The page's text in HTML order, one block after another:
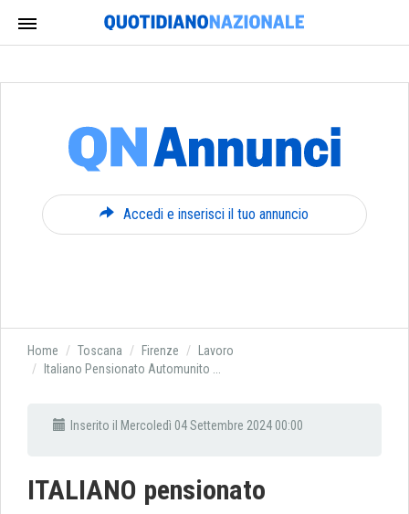
Accedi e inserisci il tuo annuncio
Home Toscana Firenze
Lavoro
Italiano Pensionato Automunito ...
Inserito il Mercoledì 04 Settembre 2024 00:00
ITALIANO pensionato